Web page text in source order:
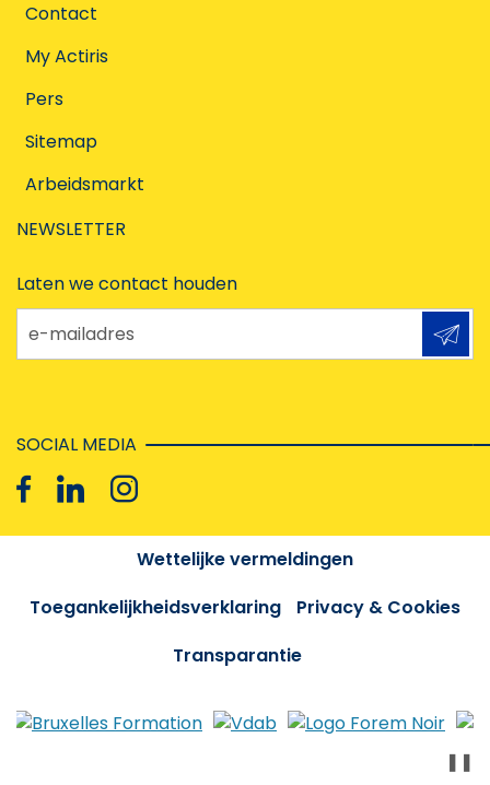
Contact
My Actiris
Pers
Sitemap
Arbeidsmarkt
NEWSLETTER
Laten we contact houden
e-mailadres
SOCIAL MEDIA
Wettelijke vermeldingen
Toegankelijkheidsverklaring
Privacy & Cookies
Transparantie
❚❚